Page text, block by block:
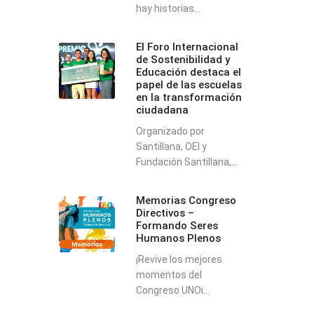
hay historias...
El Foro Internacional
de Sostenibilidad y
Educación destaca el
papel de las escuelas
en la transformación
ciudadana
Organizado por
Santillana, OEI y
Fundación Santillana,...
Memorias Congreso
Directivos –
Formando Seres
Humanos Plenos
¡Revive los mejores
momentos del
Congreso UNOi...